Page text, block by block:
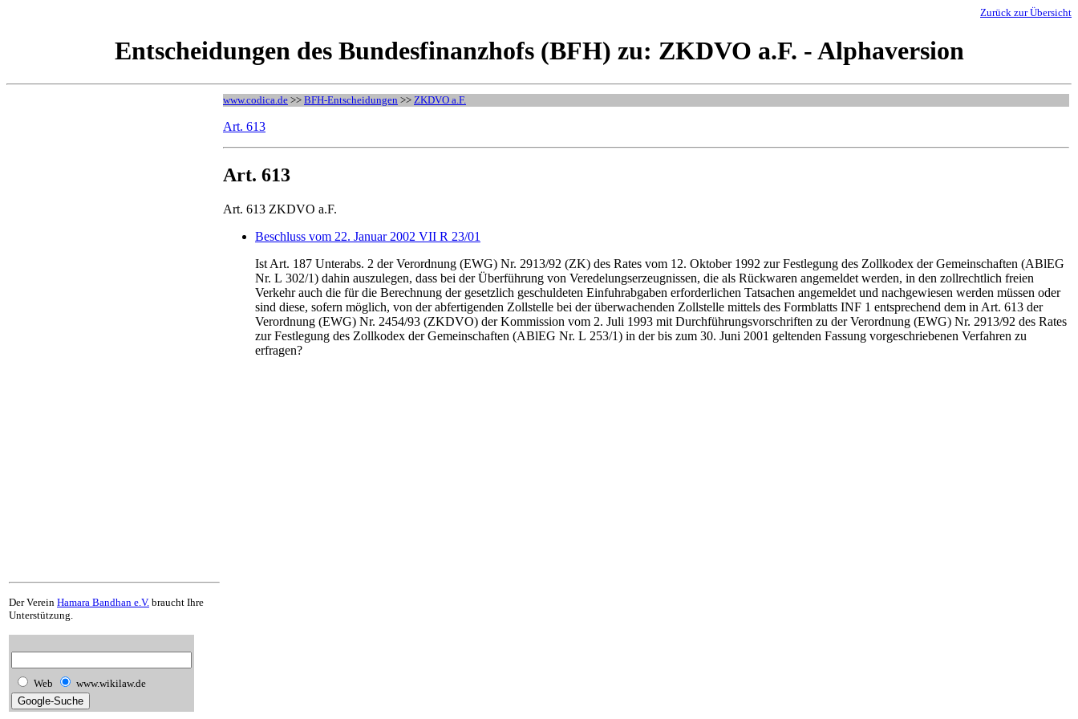
Zurück zur Übersicht
Entscheidungen des Bundesfinanzhofs (BFH) zu: ZKDVO a.F. - Alphaversion
Der Verein Hamara Bandhan e.V. braucht Ihre
Unterstützung.
Web www.wikilaw.de
www.codica.de >> BFH-Entscheidungen >> ZKDVO a.F.
Art. 613
Art. 613
Art. 613 ZKDVO a.F.
Beschluss vom 22. Januar 2002 VII R 23/01
Ist Art. 187 Unterabs. 2 der Verordnung (EWG) Nr. 2913/92 (ZK) des Rates vom 12. Oktober 1992 zur Festlegung des Zollkodex der Gemeinschaften (ABlEG
Nr. L 302/1) dahin auszulegen, dass bei der Überführung von Veredelungserzeugnissen, die als Rückwaren angemeldet werden, in den zollrechtlich freien
Verkehr auch die für die Berechnung der gesetzlich geschuldeten Einfuhrabgaben erforderlichen Tatsachen angemeldet und nachgewiesen werden müssen oder
sind diese, sofern möglich, von der abfertigenden Zollstelle bei der überwachenden Zollstelle mittels des Formblatts INF 1 entsprechend dem in Art. 613 der
Verordnung (EWG) Nr. 2454/93 (ZKDVO) der Kommission vom 2. Juli 1993 mit Durchführungsvorschriften zu der Verordnung (EWG) Nr. 2913/92 des Rates
zur Festlegung des Zollkodex der Gemeinschaften (ABlEG Nr. L 253/1) in der bis zum 30. Juni 2001 geltenden Fassung vorgeschriebenen Verfahren zu
erfragen?